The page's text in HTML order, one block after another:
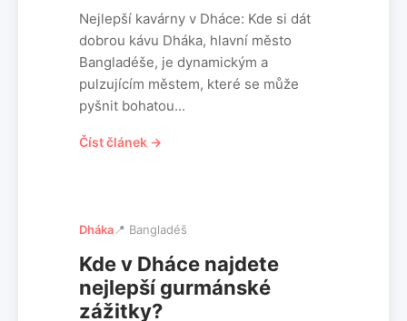
Nejlepší kavárny v Dháce: Kde si dát
dobrou kávu Dháka, hlavní město
Bangladéše, je dynamickým a
pulzujícím městem, které se může
pyšnit bohatou...
Číst článek →
Dháka📍 Bangladéš
Kde v Dháce najdete
nejlepší gurmánské
zážitky?